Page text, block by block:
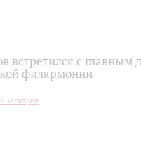
встретился с
филармонии